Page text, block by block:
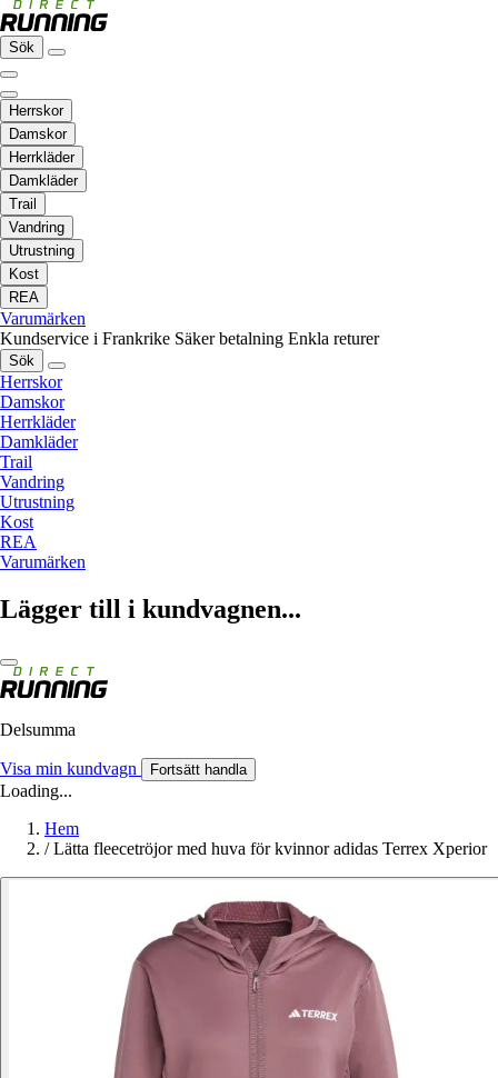
Sök
Herrskor
Damskor
Herrkläder
Damkläder
Trail
Vandring
Utrustning
Kost
REA
Varumärken
Kundservice i Frankrike Säker betalning Enkla returer
Sök
Herrskor
Damskor
Herrkläder
Damkläder
Trail
Vandring
Utrustning
Kost
REA
Varumärken
Lägger till i kundvagnen...
Delsumma
Visa min kundvagn Fortsätt handla
Loading...
Hem
/ Lätta fleecetröjor med huva för kvinnor adidas Terrex Xperior